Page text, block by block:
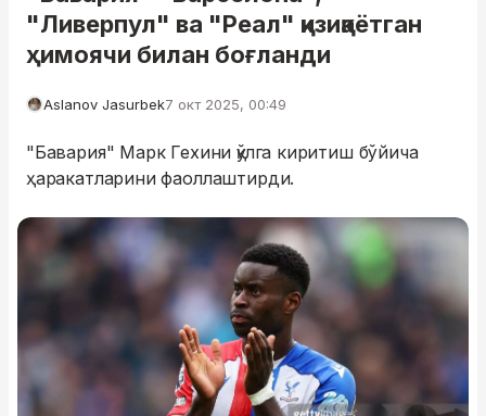
"Ливерпул" ва "Реал" қизиқаётган
ҳимоячи билан боғланди
Aslanov Jasurbek7 окт 2025, 00:49
"Бавария" Марк Гехини қўлга киритиш бўйича
ҳаракатларини фаоллаштирди.